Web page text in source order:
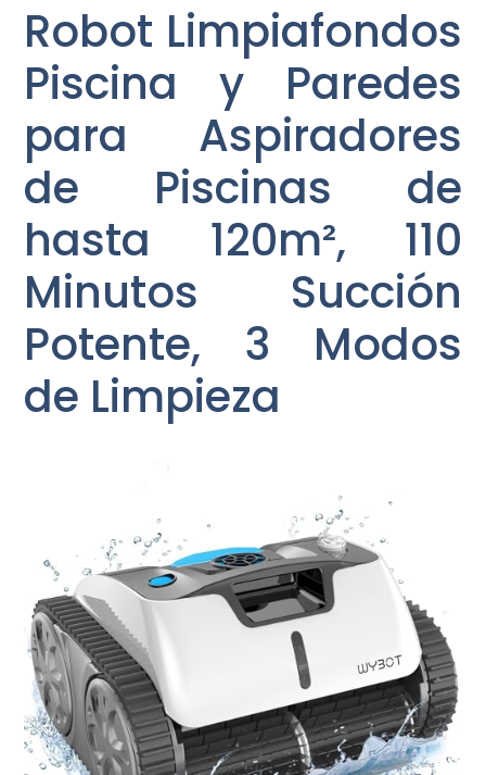
Robot Limpiafondos
Piscina y Paredes
para Aspiradores
de Piscinas de
hasta 120m², 110
Minutos Succión
Potente, 3 Modos
de Limpieza